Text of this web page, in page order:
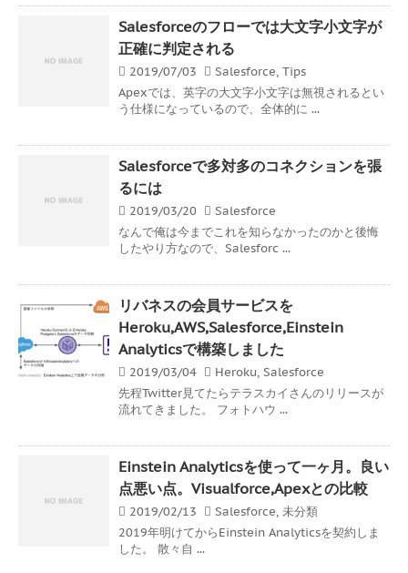
Salesforceのフローでは大文字小文字が
正確に判定される
2019/07/03 Salesforce, Tips
Apexでは、英字の大文字小文字は無視されるとい
う仕様になっているので、全体的に ...
Salesforceで多対多のコネクションを張
るには
2019/03/20
Salesforce
なんで俺は今までこれを知らなかったのかと後悔
したやり方なので、Salesforc ...
リバネスの会員サービスを
Heroku,AWS,Salesforce,Einstein
Analyticsで構築しました
2019/03/04 Heroku, Salesforce
先程Twitter見てたらテラスカイさんのリリースが
流れてきました。 フォトハウ ...
Einstein Analyticsを使って一ヶ月。良い
点悪い点。Visualforce,Apexとの比較
2019/02/13 Salesforce, 未分類
2019年明けてからEinstein Analyticsを契約しま
した。 散々自 ...